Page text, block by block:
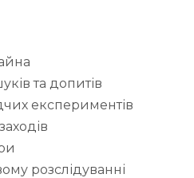
та допитів
експериментів
розслідуванні